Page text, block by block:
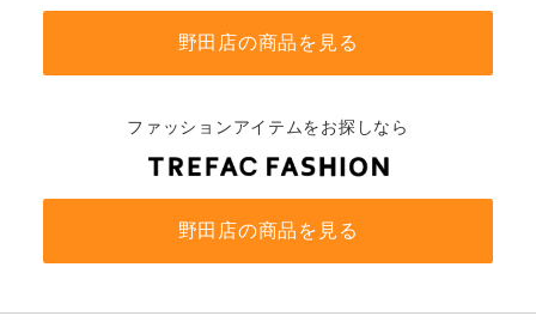
野田店の商品を見る
ファッションアイテムをお探しなら
野田店の商品を見る